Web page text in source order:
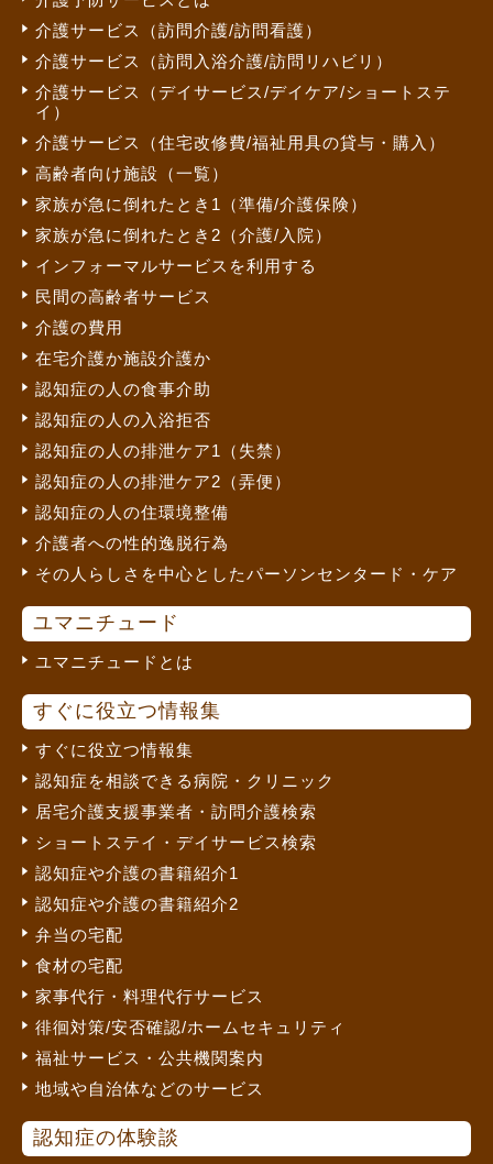
介護サービス（訪問介護/訪問看護）
介護サービス（訪問入浴介護/訪問リハビリ）
介護サービス（デイサービス/デイケア/ショートステ
イ）
介護サービス（住宅改修費/福祉用具の貸与・購入）
高齢者向け施設（一覧）
家族が急に倒れたとき1（準備/介護保険）
家族が急に倒れたとき2（介護/入院）
インフォーマルサービスを利用する
民間の高齢者サービス
介護の費用
在宅介護か施設介護か
認知症の人の食事介助
認知症の人の入浴拒否
認知症の人の排泄ケア1（失禁）
認知症の人の排泄ケア2（弄便）
認知症の人の住環境整備
介護者への性的逸脱行為
その人らしさを中心としたパーソンセンタード・ケア
ユマニチュード
ユマニチュードとは
すぐに役立つ情報集
すぐに役立つ情報集
認知症を相談できる病院・クリニック
居宅介護支援事業者・訪問介護検索
ショートステイ・デイサービス検索
認知症や介護の書籍紹介1
認知症や介護の書籍紹介2
弁当の宅配
食材の宅配
家事代行・料理代行サービス
徘徊対策/安否確認/ホームセキュリティ
福祉サービス・公共機関案内
地域や自治体などのサービス
認知症の体験談